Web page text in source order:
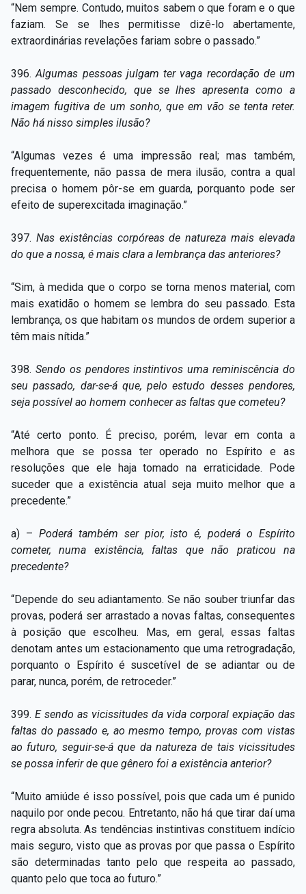
“Nem sempre. Contudo, muitos sabem o que foram e o que
faziam. Se se lhes permitisse dizê-lo abertamente,
extraordinárias revelações fariam sobre o passado.”
396.Algumas pessoas julgam ter vaga recordação de um
passado desconhecido, que se lhes apresenta como a
imagem fugitiva de um sonho, que em vão se tenta reter.
Não há nisso simples ilusão?
“Algumas vezes é uma impressão real; mas também,
frequentemente, não passa de mera ilusão, contra a qual
precisa o homem pôr-se em guarda, porquanto pode ser
efeito de superexcitada imaginação.”
397. Nas existências corpóreas de natureza mais elevada
do que a nossa, é mais clara a lembrança das anteriores?
“Sim, à medida que o corpo se torna menos material, com
mais exatidão o homem se lembra do seu passado. Esta
lembrança, os que habitam os mundos de ordem superior a
têm mais nítida.”
398. Sendo os pendores instintivos uma reminiscência do
seu passado, dar-se-á que, pelo estudo desses pendores,
seja possível ao homem conhecer as faltas que cometeu?
“Até certo ponto. É preciso, porém, levar em conta a
melhora que se possa ter operado no Espírito e as
resoluções que ele haja tomado na erraticidade. Pode
suceder que a existência atual seja muito melhor que a
precedente.”
a) – Poderá também ser pior, isto é, poderá o Espírito
cometer, numa existência, faltas que não praticou na
precedente?
“Depende do seu adiantamento. Se não souber triunfar das
provas, poderá ser arrastado a novas faltas, consequentes
à posição que escolheu. Mas, em geral, essas faltas
denotam antes um estacionamento que uma retrogradação,
porquanto o Espírito é suscetível de se adiantar ou de
parar, nunca, porém, de retroceder.”
399. E sendo as vicissitudes da vida corporal expiação das
faltas do passado e, ao mesmo tempo, provas com vistas
ao futuro, seguir-se-á que da natureza de tais vicissitudes
se possa inferir de que gênero foi a existência anterior?
“Muito amiúde é isso possível, pois que cada um é punido
naquilo por onde pecou. Entretanto, não há que tirar daí uma
regra absoluta. As tendências instintivas constituem indício
mais seguro, visto que as provas por que passa o Espírito
são determinadas tanto pelo que respeita ao passado,
quanto pelo que toca ao futuro.”